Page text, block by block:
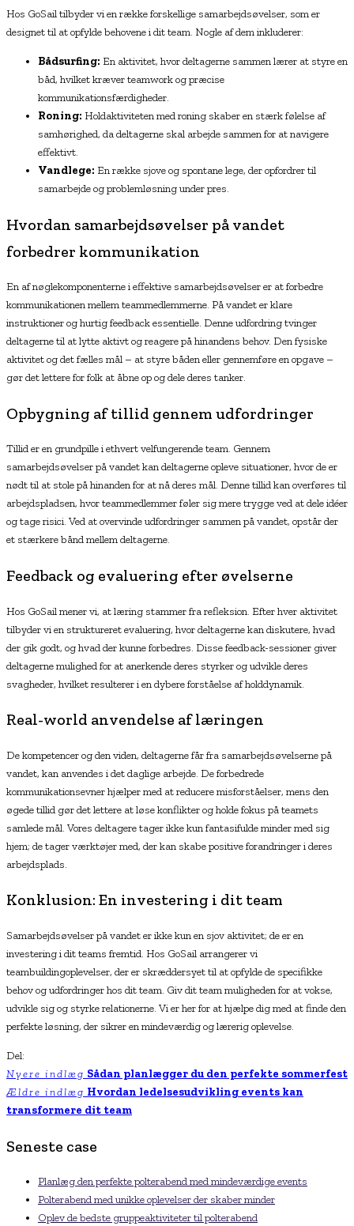
Hos GoSail tilbyder vi en række forskellige samarbejdsøvelser, som er
designet til at opfylde behovene i dit team. Nogle af dem inkluderer:
Bådsurfing: En aktivitet, hvor deltagerne sammen lærer at styre en
båd, hvilket kræver teamwork og præcise
kommunikationsfærdigheder.
Roning: Holdaktiviteten med roning skaber en stærk følelse af
samhørighed, da deltagerne skal arbejde sammen for at navigere
effektivt.
Vandlege: En række sjove og spontane lege, der opfordrer til
samarbejde og problemløsning under pres.
Hvordan samarbejdsøvelser på vandet
forbedrer kommunikation
En af nøglekomponenterne i effektive samarbejdsøvelser er at forbedre
kommunikationen mellem teammedlemmerne. På vandet er klare
instruktioner og hurtig feedback essentielle. Denne udfordring tvinger
deltagerne til at lytte aktivt og reagere på hinandens behov. Den fysiske
aktivitet og det fælles mål – at styre båden eller gennemføre en opgave –
gør det lettere for folk at åbne op og dele deres tanker.
Opbygning af tillid gennem udfordringer
Tillid er en grundpille i ethvert velfungerende team. Gennem
samarbejdsøvelser på vandet kan deltagerne opleve situationer, hvor de er
nødt til at stole på hinanden for at nå deres mål. Denne tillid kan overføres til
arbejdspladsen, hvor teammedlemmer føler sig mere trygge ved at dele idéer
og tage risici. Ved at overvinde udfordringer sammen på vandet, opstår der
et stærkere bånd mellem deltagerne.
Feedback og evaluering efter øvelserne
Hos GoSail mener vi, at læring stammer fra refleksion. Efter hver aktivitet
tilbyder vi en struktureret evaluering, hvor deltagerne kan diskutere, hvad
der gik godt, og hvad der kunne forbedres. Disse feedback-sessioner giver
deltagerne mulighed for at anerkende deres styrker og udvikle deres
svagheder, hvilket resulterer i en dybere forståelse af holddynamik.
Real-world anvendelse af læringen
De kompetencer og den viden, deltagerne får fra samarbejdsøvelserne på
vandet, kan anvendes i det daglige arbejde. De forbedrede
kommunikationsevner hjælper med at reducere misforståelser, mens den
øgede tillid gør det lettere at løse konflikter og holde fokus på teamets
samlede mål. Vores deltagere tager ikke kun fantasifulde minder med sig
hjem; de tager værktøjer med, der kan skabe positive forandringer i deres
arbejdsplads.
Konklusion: En investering i dit team
Samarbejdsøvelser på vandet er ikke kun en sjov aktivitet; de er en
investering i dit teams fremtid. Hos GoSail arrangerer vi
teambuildingoplevelser, der er skræddersyet til at opfylde de specifikke
behov og udfordringer hos dit team. Giv dit team muligheden for at vokse,
udvikle sig og styrke relationerne. Vi er her for at hjælpe dig med at finde den
perfekte løsning, der sikrer en mindeværdig og lærerig oplevelse.
Del:
Nyere indlæg Sådan planlægger du den perfekte sommerfest
Ældre indlæg Hvordan ledelsesudvikling events kan
transformere dit team
Seneste case
Planlæg den perfekte polterabend med mindeværdige events
Polterabend med unikke oplevelser der skaber minder
Oplev de bedste gruppeaktiviteter til polterabend